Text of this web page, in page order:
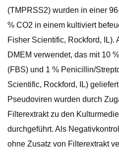
(TMPRSS2) wurden in einer
% CO2 in einem kultiviert
Fisher Scientific, Rockford,
DMEM verwendet, das mit 10
(FBS) und 1 % Penicillin/
Scientific, Rockford, IL)
Pseudoviren wurden durch
Filterextrakt zu den
durchgeführt. Als
ohne Zusatz von Filterextrakt